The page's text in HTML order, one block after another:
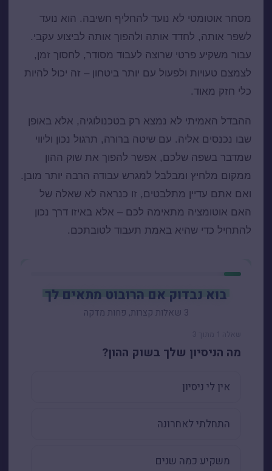
מסחר אוטומטי לא נועד להחליף חשיבה. הוא נועד
לשפר אותה, לחדד אותה ולהפוך אותה לביצוע עקבי.
עבור משקיע פרטי שרוצה לעבוד מסודר, לחסוך זמן,
לצמצם טעויות ולפעול עם יותר ביטחון – זה יכול להיות
כלי חזק מאוד.
ההבדל האמיתי לא נמצא רק בטכנולוגיה, אלא באופן
שבו נכנסים אליה. עם שיטה ברורה, תרגול נכון וליווי
שמדבר בשפה שלכם, אפשר להפוך את שוק ההון
ממקום מלחיץ ומבלבל למגרש עבודה הרבה יותר מובן.
ואם אתם עדיין מתלבטים, זו כנראה לא שאלה של
האם אוטומציה מתאימה לכם – אלא באיזו דרך נכון
להתחיל כדי שהיא באמת תעבוד לטובתכם.